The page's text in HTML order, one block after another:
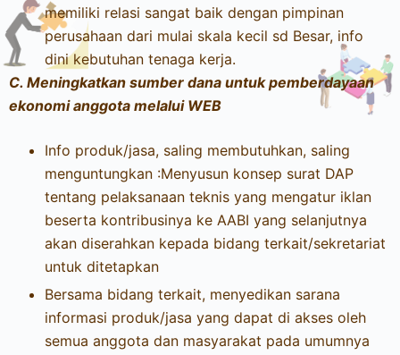
memiliki relasi sangat baik dengan pimpinan
perusahaan dari mulai skala kecil sd Besar, info
dini kebutuhan tenaga kerja.
C. Meningkatkan sumber dana untuk pemberdayaan
ekonomi anggota melalui WEB
Info produk/jasa, saling membutuhkan, saling
menguntungkan :Menyusun konsep surat DAP
tentang pelaksanaan teknis yang mengatur iklan
beserta kontribusinya ke AABI yang selanjutnya
akan diserahkan kepada bidang terkait/sekretariat
untuk ditetapkan
Bersama bidang terkait, menyedikan sarana
informasi produk/jasa yang dapat di akses oleh
semua anggota dan masyarakat pada umumnya